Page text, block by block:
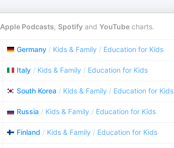
Apple Podcasts, Spotify and YouTube charts.
Germany / Kids & Family / Education for Kids
Italy / Kids & Family / Education for Kids
South Korea / Kids & Family / Education for Kids
Russia / Kids & Family / Education for Kids
Finland / Kids & Family / Education for Kids